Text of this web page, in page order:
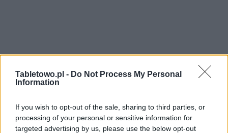
Tabletowo.pl - Do Not Process My Personal
Information
If you wish to opt-out of the sale, sharing to third parties, or
processing of your personal or sensitive information for
targeted advertising by us, please use the below opt-out